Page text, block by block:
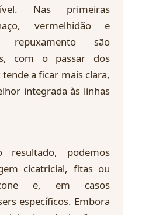
Nas primeiras
vermelhidão e
repuxamento são
com o passar dos
a ficar mais clara,
integrada às linhas
podemos
cicatricial, fitas ou
e, em casos
específicos. Embora